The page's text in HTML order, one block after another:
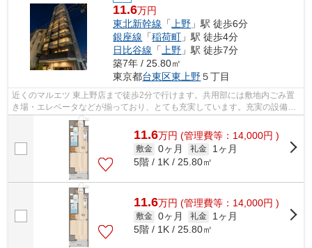
11.6万円
東北新幹線 「 上野 」駅 徒歩6分
銀座線 「稲荷町 」駅 徒歩4分
日比谷線 「 上野 」駅 徒歩7分
築7年 / 25.80㎡
東京都台東区東上野５丁目
近くのマルエツ 東上野店まで徒歩2分で行けます。共用部には敷地内ごみ置
き場・エレベータなどが揃っており、とても充実しています。充実の設備と
綺麗な室内を兼ね備えた、2019年築の...
11.6万円 (管理費等：14,000円 )
敷金 0ヶ月 礼金
1ヶ月
5階 / 1K / 25.80㎡
11.6万円 (管理費等：14,000円 )
敷金 0ヶ月 礼金
1ヶ月
5階 / 1K / 25.80㎡